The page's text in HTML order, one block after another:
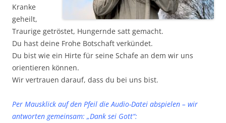
Kranke
geheilt,
Traurige getröstet, Hungernde satt gemacht.
Du hast deine Frohe Botschaft verkündet.
Du bist wie ein Hirte für seine Schafe an dem wir uns
orientieren können.
Wir vertrauen darauf, dass du bei uns bist.
Per Mausklick auf den Pfeil die Audio-Datei abspielen – wir
antworten gemeinsam: „Dank sei Gott“: